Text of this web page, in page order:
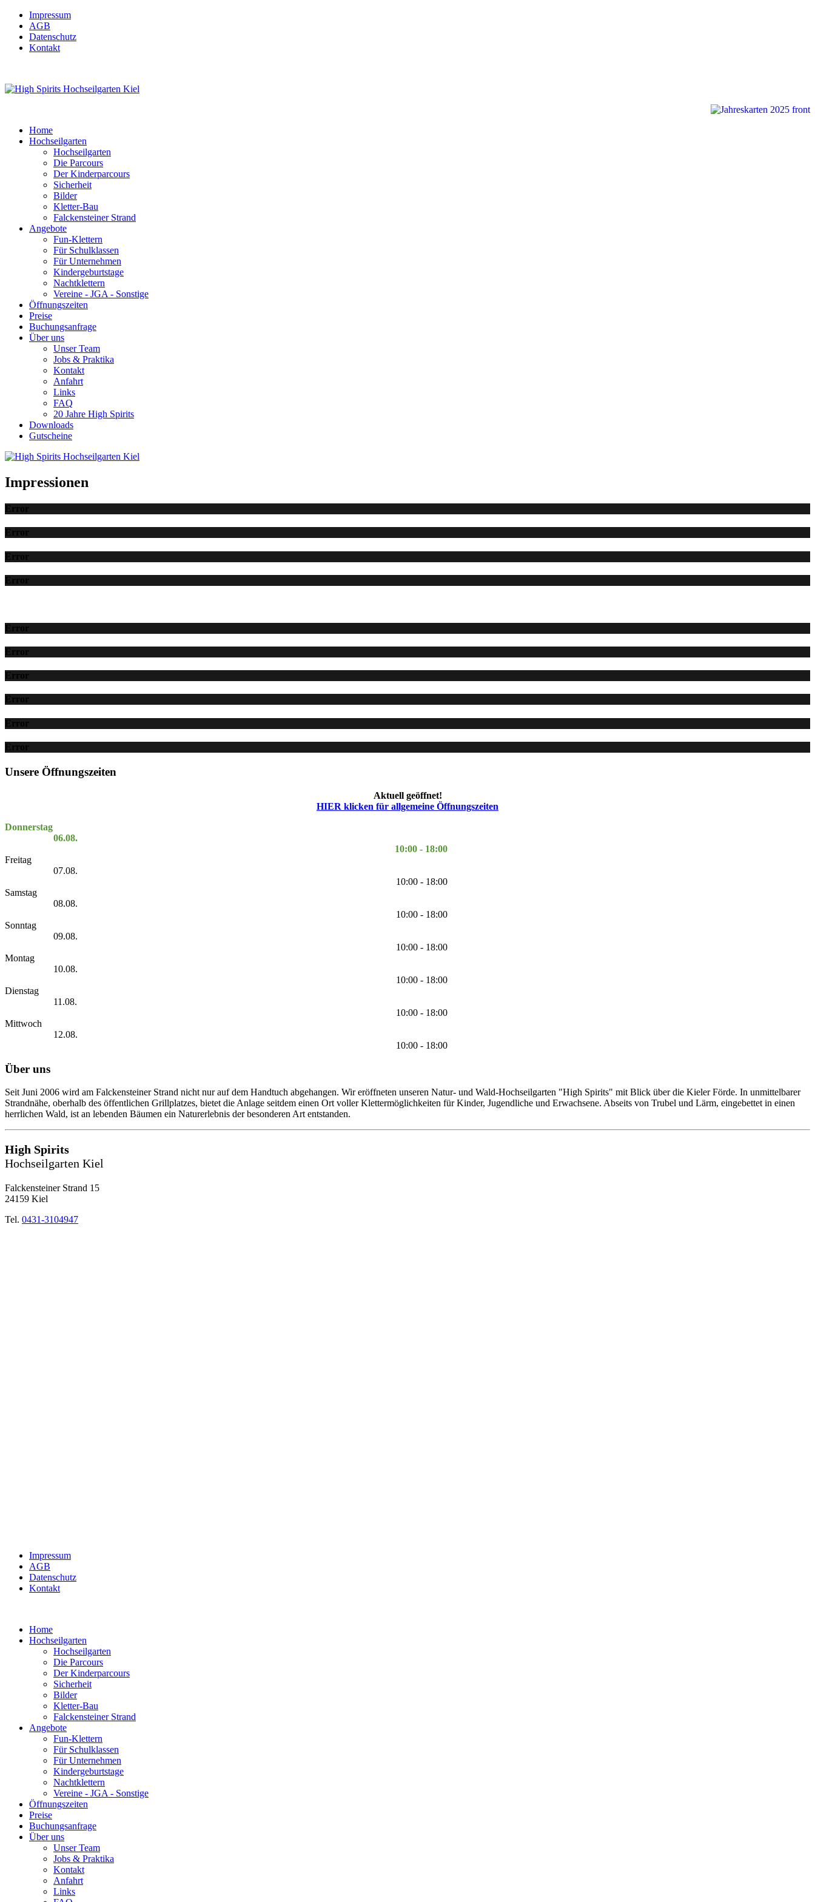
Impressum
AGB
Datenschutz
Kontakt
Home
Hochseilgarten
Hochseilgarten
Die Parcours
Der Kinderparcours
Sicherheit
Bilder
Kletter-Bau
Falckensteiner Strand
Angebote
Fun-Klettern
Für Schulklassen
Für Unternehmen
Kindergeburtstage
Nachtklettern
Vereine - JGA - Sonstige
Öffnungszeiten
Preise
Buchungsanfrage
Über uns
Unser Team
Jobs & Praktika
Kontakt
Anfahrt
Links
FAQ
20 Jahre High Spirits
Downloads
Gutscheine
Impressionen
Error
Error
Error
Error
Error
Error
Error
Error
Error
Error
Unsere Öffnungszeiten
Aktuell geöffnet!
HIER klicken für allgemeine Öffnungszeiten
Donnerstag
06.08.
10:00 - 18:00
Freitag
07.08.
10:00 - 18:00
Samstag
08.08.
10:00 - 18:00
Sonntag
09.08.
10:00 - 18:00
Montag
10.08.
10:00 - 18:00
Dienstag
11.08.
10:00 - 18:00
Mittwoch
12.08.
10:00 - 18:00
Über uns
Seit Juni 2006 wird am Falckensteiner Strand nicht nur auf dem Handtuch abgehangen. Wir eröffneten unseren Natur- und Wald-Hochseilgarten "High Spirits" mit Blick über die Kieler Förde. In unmittelbarer
Strandnähe, oberhalb des öffentlichen Grillplatzes, bietet die Anlage seitdem einen Ort voller Klettermöglichkeiten für Kinder, Jugendliche und Erwachsene. Abseits von Trubel und Lärm, eingebettet in einen
herrlichen Wald, ist an lebenden Bäumen ein Naturerlebnis der besonderen Art entstanden.
High Spirits
Hochseilgarten Kiel
Falckensteiner Strand 15
24159 Kiel
Tel. 0431-3104947
Impressum
AGB
Datenschutz
Kontakt
Home
Hochseilgarten
Hochseilgarten
Die Parcours
Der Kinderparcours
Sicherheit
Bilder
Kletter-Bau
Falckensteiner Strand
Angebote
Fun-Klettern
Für Schulklassen
Für Unternehmen
Kindergeburtstage
Nachtklettern
Vereine - JGA - Sonstige
Öffnungszeiten
Preise
Buchungsanfrage
Über uns
Unser Team
Jobs & Praktika
Kontakt
Anfahrt
Links